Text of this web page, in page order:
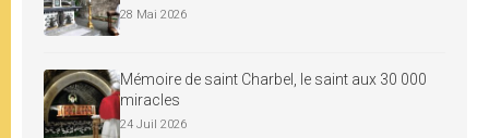
28 Mai 2026
Mémoire de saint Charbel, le saint aux 30 000
miracles
24 Juil 2026